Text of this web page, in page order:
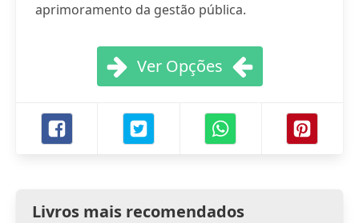
aprimoramento da gestão pública.
Ver Opções
Livros mais recomendados